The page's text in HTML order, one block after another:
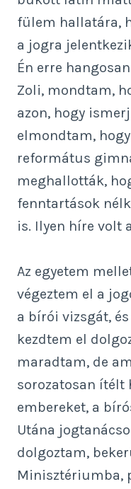
fülem hallatára,
a jogra
Én erre
Zoli, mondtam,
azon, hogy
elmondtam,
református
meghallották,
fenntartások
is. Ilyen híre volt
Az egyetem
végeztem el a
a bírói vizsgát,
kezdtem el
maradtam, de
sorozatosan
embereket, a
Utána
dolgoztam,
Minisztériumba,